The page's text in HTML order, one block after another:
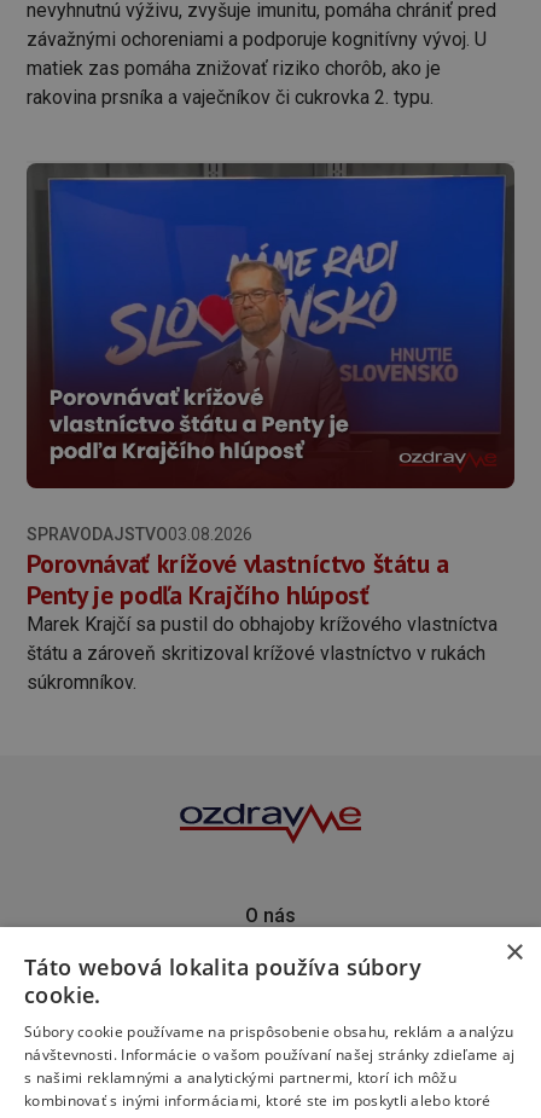
nevyhnutnú výživu, zvyšuje imunitu, pomáha chrániť pred
závažnými ochoreniami a podporuje kognitívny vývoj. U
matiek zas pomáha znižovať riziko chorôb, ako je
rakovina prsníka a vaječníkov či cukrovka 2. typu.
SPRAVODAJSTVO03.08.2026
Porovnávať krížové vlastníctvo štátu a
Penty je podľa Krajčího hlúposť
Marek Krajčí sa pustil do obhajoby krížového vlastníctva
štátu a zároveň skritizoval krížové vlastníctvo v rukách
súkromníkov.
O nás
Predplatné
Podporte nás
×
Táto webová lokalita používa súbory
cookie.
Súbory cookie používame na prispôsobenie obsahu, reklám a analýzu
návštevnosti. Informácie o vašom používaní našej stránky zdieľame aj
s našimi reklamnými a analytickými partnermi, ktorí ich môžu
kombinovať s inými informáciami, ktoré ste im poskytli alebo ktoré